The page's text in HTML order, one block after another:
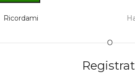
Ricordami
O